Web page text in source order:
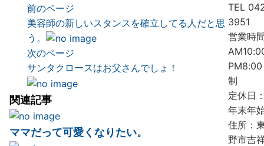
前のページ
美容師の新しいスタンスを確立してる人だと思
う。
次のページ
サンタクロースはお父さんでしょ！
関連記事
ママだって可愛くなりたい。
TEL
3951
営業時
制
定休日
年末年
住所：
野市吉